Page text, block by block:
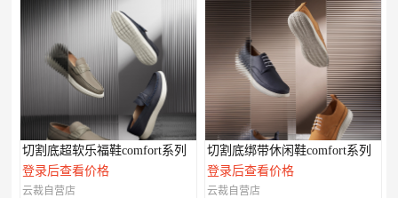
切割底超软乐福鞋comfort系列
登录后查看价格
云裁自营店
切割底绑带休闲鞋comfort系列
登录后查看价格
云裁自营店